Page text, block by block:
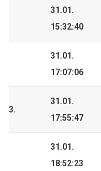
31.01.
15:32:40
31.01.
17:07:06
3.
31.01.
17:55:47
31.01.
18:52:23